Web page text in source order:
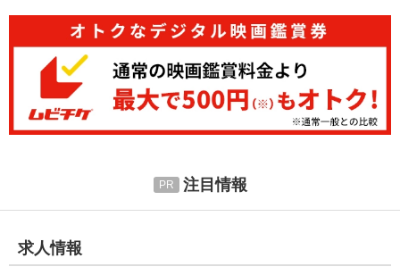
注目情報
求人情報